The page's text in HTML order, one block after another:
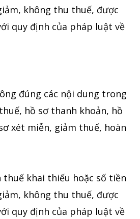
không thu thuế, được
quy định của pháp luật về
đúng các nội dung trong
hồ sơ thanh khoản, hồ
xét miễn, giảm thuế, hoàn
thuế khai thiếu hoặc số tiền
không thu thuế, được
quy định của pháp luật về